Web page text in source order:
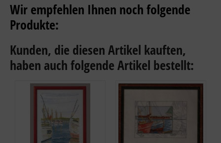
Designs. Die hochwertigen Packungen von Bothy
Threads sind Kunstwerke, die von über 50
Künstlern entworfen werden.
Wir empfehlen Ihnen noch folgende
Produkte:
Kunden, die diesen Artikel kauften,
haben auch folgende Artikel bestellt: